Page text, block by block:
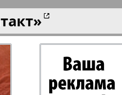
Парус
PRO Women
Europe